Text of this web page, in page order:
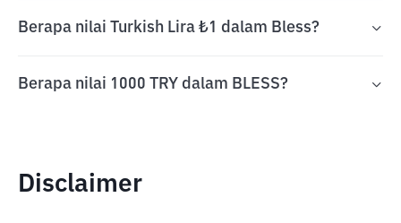
Berapa nilai Turkish Lira ₺1 dalam Bless?
Berapa nilai 1000 TRY dalam BLESS?
Disclaimer